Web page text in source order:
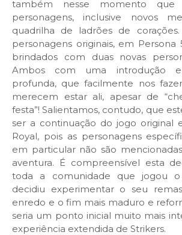
também nesse momento que
personagens, inclusive novos
quadrilha de ladrões de
personagens originais, em Persona
brindados com duas novas
Ambos com uma introdução e
profunda, que facilmente nos
merecem estar ali, apesar de
festa”! Salientamos, contudo, que
ser a continuação do jogo original
Royal, pois as personagens
em particular não são
aventura. É compreensível esta
toda a comunidade que jogou
decidiu experimentar o seu
enredo e o fim mais maduro e
seria um ponto inicial muito mais
experiência extendida de Strikers.